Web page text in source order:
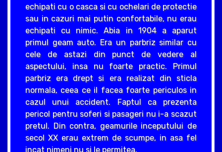
echipati cu o casca si cu ochelari de protectie
sau in cazuri mai putin confortabile, nu erau
echipati cu nimic. Abia in 1904 a aparut
primul geam auto. Era un parbriz similar cu
cele de astazi din punct de vedere al
aspectului, insa nu foarte practic. Primul
parbriz era drept si era realizat din sticla
normala, ceea ce il facea foarte periculos in
cazul unui accident. Faptul ca prezenta
pericol pentru soferi si pasageri nu i-a scazut
pretul. Din contra, geamurile inceputului de
secol XX erau extrem de scumpe, in asa fel
incat nimeni nu si le permitea.